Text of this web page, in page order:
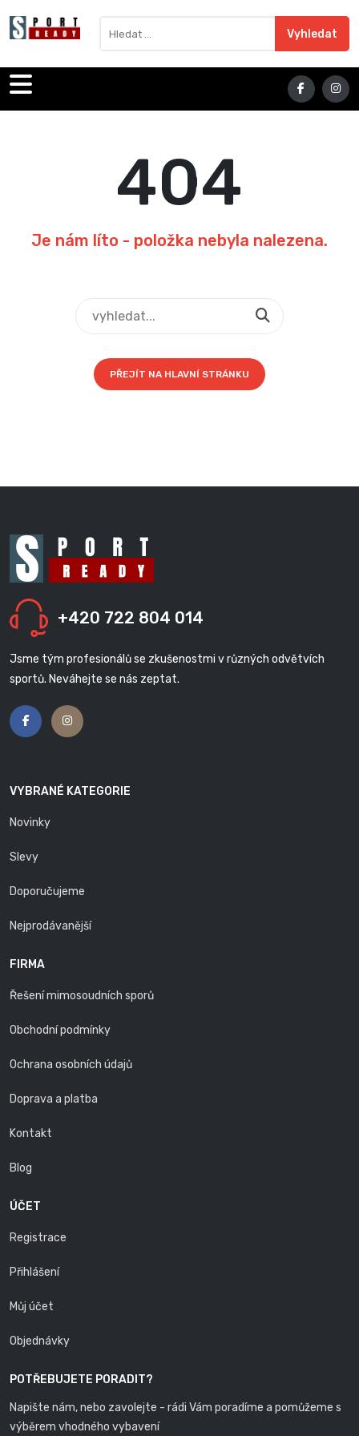
Sport Ready
Vyhledat
404
Je nám líto - položka nebyla nalezena.
PŘEJÍT NA HLAVNÍ STRÁNKU
+420 722 804 014
Jsme tým profesionálů se zkušenostmi v různých odvětvích
sportů. Neváhejte se nás zeptat.
VYBRANÉ KATEGORIE
Novinky
Slevy
Doporučujeme
Nejprodávanější
FIRMA
Řešení mimosoudních sporů
Obchodní podmínky
Ochrana osobních údajů
Doprava a platba
Kontakt
Blog
ÚČET
Registrace
Přihlášení
Můj účet
Objednávky
POTŘEBUJETE PORADIT?
Napište nám, nebo zavolejte - rádi Vám poradíme a pomůžeme s
výběrem vhodného vybavení